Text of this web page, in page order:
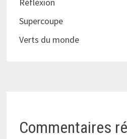
Réflèxion
Supercoupe
Verts du monde
Commentaires